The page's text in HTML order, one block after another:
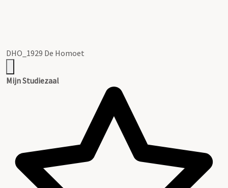
DHO_1929 De Homoet
Mijn Studiezaal